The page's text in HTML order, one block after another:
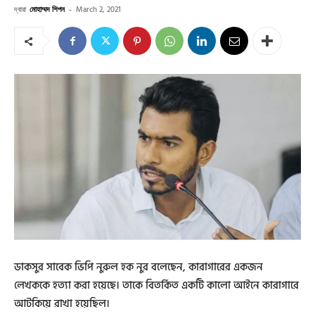
দ্বারা মোহাম্মদ শিপন - March 2, 2021
ডাকসুর সাবেক ভিপি নুরুল হক নুর বলেছেন, কারাগারের একজন
লেখককে হত্যা করা হয়েছে। তাকে বিতর্কিত একটি কালো আইনে কারাগারে
আটকিয়ে রাখা হয়েছিল।